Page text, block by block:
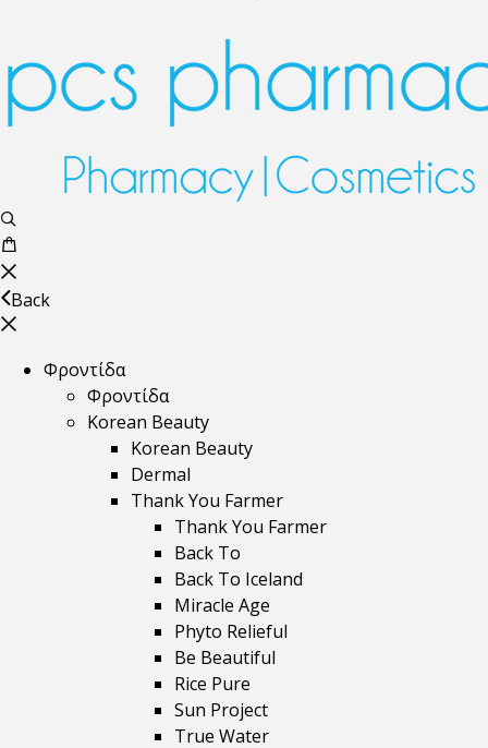
Back
Φροντίδα
Φροντίδα
Korean Beauty
Korean Beauty
Dermal
Thank You Farmer
Thank You Farmer
Back To
Back To Iceland
Miracle Age
Phyto Relieful
Be Beautiful
Rice Pure
Sun Project
True Water